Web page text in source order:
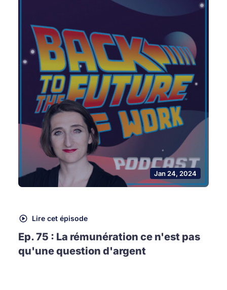
Jan 24, 2024
Lire cet épisode
Ep. 75 : La rémunération ce n'est pas
qu'une question d'argent